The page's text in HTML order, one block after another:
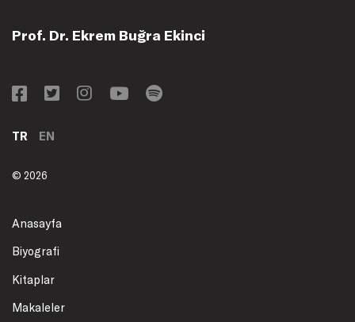
Prof. Dr. Ekrem Buğra Ekinci
TR EN
© 2026
Anasayfa
Biyografi
Kitaplar
Makaleler